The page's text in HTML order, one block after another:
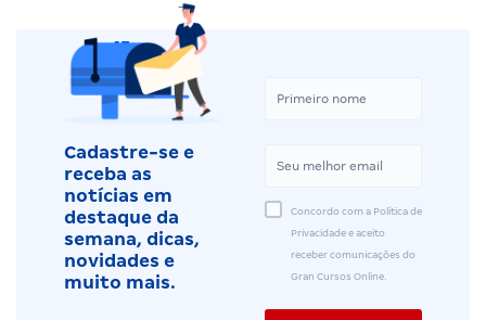
Cadastre-se e
receba as
notícias em
destaque da
semana, dicas,
novidades e
muito mais.
Concordo com a Política de
Privacidade e aceito
receber comunicações do
Gran Cursos Online.